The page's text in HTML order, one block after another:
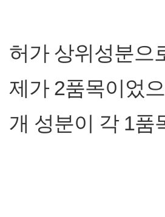
허가 상위성분으
제가 2품목이었
개 성분이 각 1품